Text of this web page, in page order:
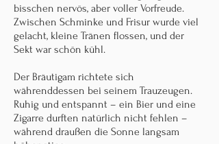
bisschen nervös, aber voller Vorfreude.
Zwischen Schminke und Frisur wurde viel
gelacht, kleine Tränen flossen, und der
Sekt war schön kühl.
Der Bräutigam richtete sich
währenddessen bei seinem Trauzeugen.
Ruhig und entspannt – ein Bier und eine
Zigarre durften natürlich nicht fehlen –
während draußen die Sonne langsam